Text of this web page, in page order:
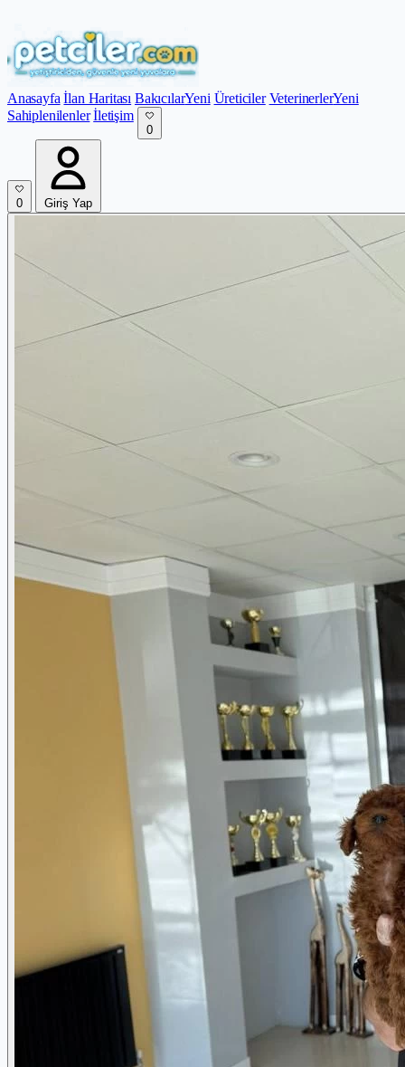
Anasayfa İlan Haritası BakıcılarYeni Üreticiler VeterinerlerYeni
Sahiplenilenler İletişim
0
0 Giriş Yap